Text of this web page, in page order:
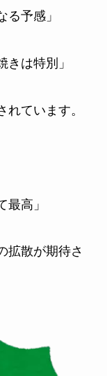
る予感」
きは特別」
ています。
最高」
拡散が期待さ